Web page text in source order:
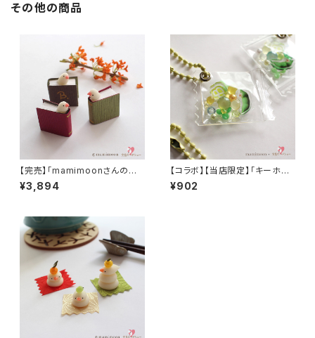
その他の商品
【完売】「mamimoon︎さんの文
鳥BOOK 3色コンプリートセット
2025冬」ミニチュア作家 mami
¥3,894
【コラボ】【当店限定】「キーホル
ダー / つぶ入り / 枝豆文鳥」文
鳥＆Bシャカシャカキーホルダー
¥902